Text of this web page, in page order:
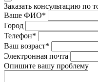
Заказать консультацию по
Ваше ФИО*
Город
Телефон*
Ваш возраст*
Электронная почта
Опишите вашу проблему